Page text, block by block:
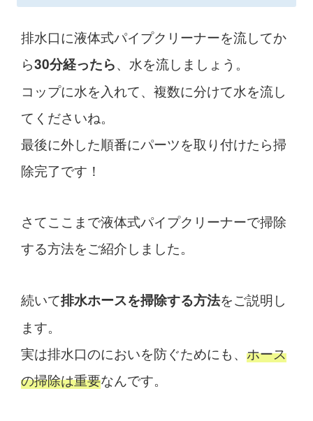
排水口に液体式パイプクリーナーを流してか
ら30分経ったら、水を流しましょう。
コップに水を入れて、複数に分けて水を流し
てくださいね。
最後に外した順番にパーツを取り付けたら掃
除完了です！
さてここまで液体式パイプクリーナーで掃除
する方法をご紹介しました。
続いて排水ホースを掃除する方法をご説明し
ます。
実は排水口のにおいを防ぐためにも、 ホース
の掃除は重要なんです。